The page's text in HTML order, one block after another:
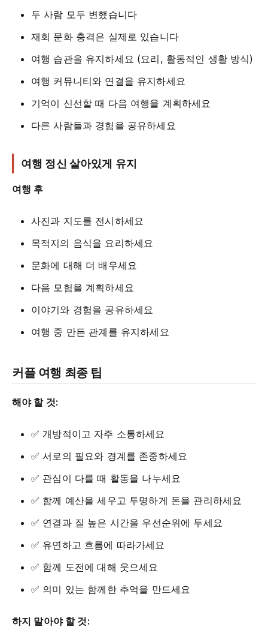
두 사람 모두 변했습니다
재회 문화 충격은 실제로 있습니다
여행 습관을 유지하세요 (요리, 활동적인 생활 방식)
여행 커뮤니티와 연결을 유지하세요
기억이 신선할 때 다음 여행을 계획하세요
다른 사람들과 경험을 공유하세요
여행 정신 살아있게 유지
여행 후
사진과 지도를 전시하세요
목적지의 음식을 요리하세요
문화에 대해 더 배우세요
다음 모험을 계획하세요
이야기와 경험을 공유하세요
여행 중 만든 관계를 유지하세요
커플 여행 최종 팁
해야 할 것:
✅ 개방적이고 자주 소통하세요
✅ 서로의 필요와 경계를 존중하세요
✅ 관심이 다를 때 활동을 나누세요
✅ 함께 예산을 세우고 투명하게 돈을 관리하세요
✅ 연결과 질 높은 시간을 우선순위에 두세요
✅ 유연하고 흐름에 따라가세요
✅ 함께 도전에 대해 웃으세요
✅ 의미 있는 함께한 추억을 만드세요
하지 말아야 할 것: